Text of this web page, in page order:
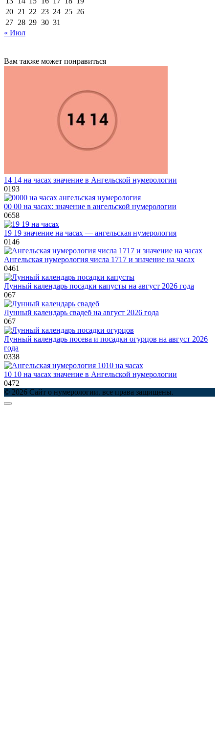
20 21 22 23 24 25 26
27 28 29 30 31
« Июл
Вам также может понравиться
14 14 на часах значение в Ангельской нумерологии
0193
00 00 на часах: значение в ангельской нумерологии
0658
19 19 значение на часах — ангельская нумерология
0146
Ангельская нумерология числа 1717 и значение на часах
0461
Лунный календарь посадки капусты на август 2026 года
067
Лунный календарь свадеб на август 2026 года
067
Лунный календарь посева и посадки огурцов на август 2026
года
0338
10 10 на часах значение в Ангельской нумерологии
0472
© 2026 Сайт о нумерологии. все права защищены.